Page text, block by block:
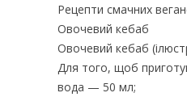
Рецепти смачних
Овочевий кебаб
Овочевий кебаб
Для того, щоб
вода — 50 мл;